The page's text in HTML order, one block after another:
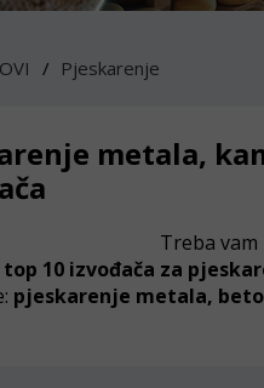
Pjeskarenje
metala,
Treba vam
top 10 izvođača za
pjeskarenje metala,